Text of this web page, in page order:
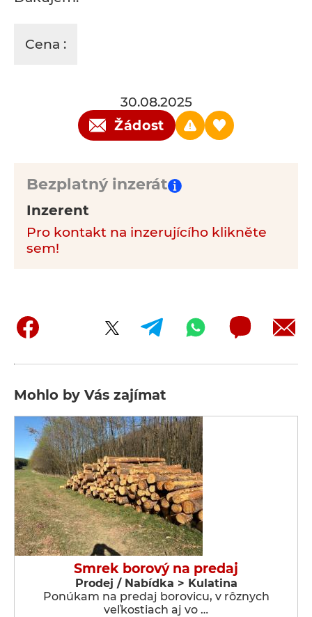
Cena :
30.08.2025
Žádost
Bezplatný inzerát
Inzerent
Pro kontakt na inzerujícího klikněte
sem!
Mohlo by Vás zajímat
Smrek borový na predaj
Prodej / Nabídka > Kulatina
Ponúkam na predaj borovicu, v rôznych
veľkostiach aj vo …